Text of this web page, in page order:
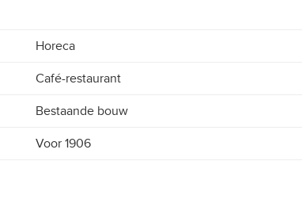
Horeca
Café-restaurant
Bestaande bouw
Voor 1906